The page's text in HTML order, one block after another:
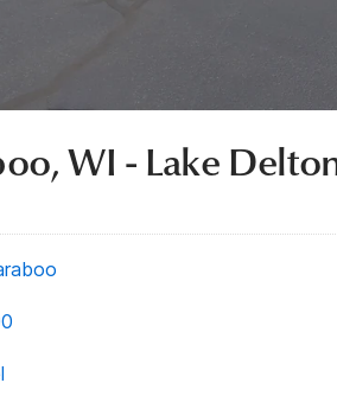
WI - Lake